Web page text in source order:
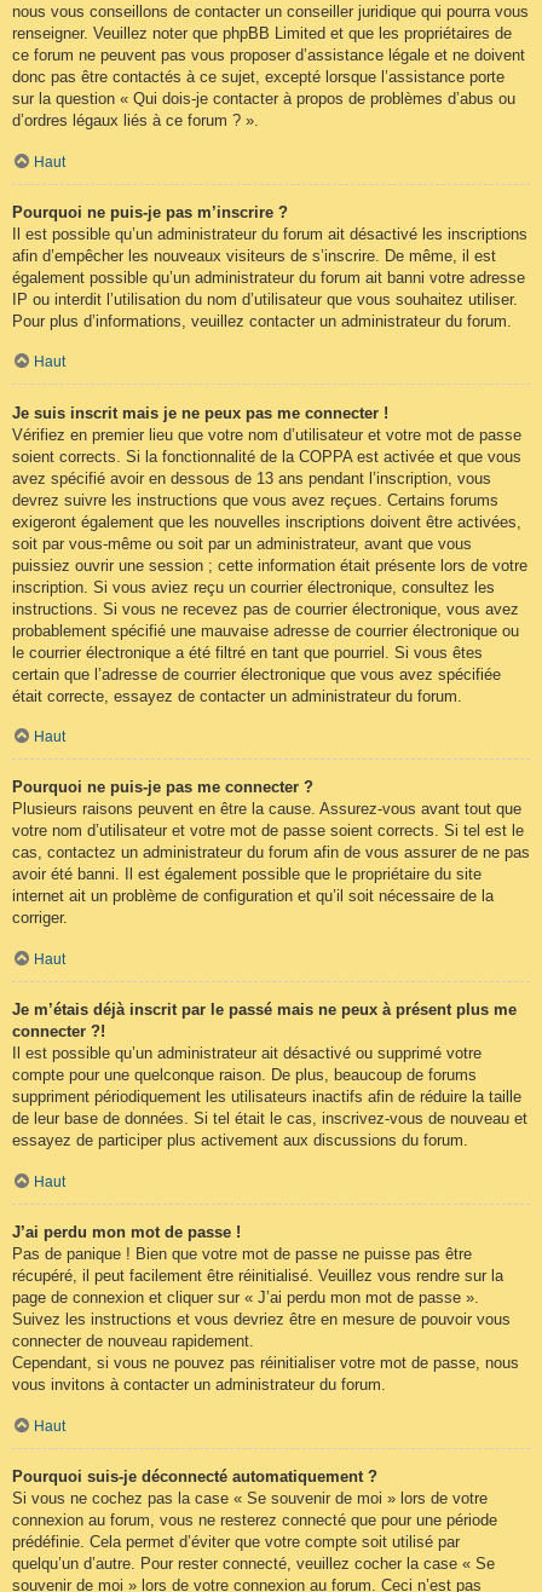
nous vous conseillons de contacter un conseiller juridique qui pourra vous
renseigner. Veuillez noter que phpBB Limited et que les propriétaires de
ce forum ne peuvent pas vous proposer d’assistance légale et ne doivent
donc pas être contactés à ce sujet, excepté lorsque l’assistance porte
sur la question « Qui dois-je contacter à propos de problèmes d’abus ou
d’ordres légaux liés à ce forum ? ».
Haut
Pourquoi ne puis-je pas m’inscrire ?
Il est possible qu’un administrateur du forum ait désactivé les inscriptions
afin d’empêcher les nouveaux visiteurs de s’inscrire. De même, il est
également possible qu’un administrateur du forum ait banni votre adresse
IP ou interdit l’utilisation du nom d’utilisateur que vous souhaitez utiliser.
Pour plus d’informations, veuillez contacter un administrateur du forum.
Haut
Je suis inscrit mais je ne peux pas me connecter !
Vérifiez en premier lieu que votre nom d’utilisateur et votre mot de passe
soient corrects. Si la fonctionnalité de la COPPA est activée et que vous
avez spécifié avoir en dessous de 13 ans pendant l’inscription, vous
devrez suivre les instructions que vous avez reçues. Certains forums
exigeront également que les nouvelles inscriptions doivent être activées,
soit par vous-même ou soit par un administrateur, avant que vous
puissiez ouvrir une session ; cette information était présente lors de votre
inscription. Si vous aviez reçu un courrier électronique, consultez les
instructions. Si vous ne recevez pas de courrier électronique, vous avez
probablement spécifié une mauvaise adresse de courrier électronique ou
le courrier électronique a été filtré en tant que pourriel. Si vous êtes
certain que l’adresse de courrier électronique que vous avez spécifiée
était correcte, essayez de contacter un administrateur du forum.
Haut
Pourquoi ne puis-je pas me connecter ?
Plusieurs raisons peuvent en être la cause. Assurez-vous avant tout que
votre nom d’utilisateur et votre mot de passe soient corrects. Si tel est le
cas, contactez un administrateur du forum afin de vous assurer de ne pas
avoir été banni. Il est également possible que le propriétaire du site
internet ait un problème de configuration et qu’il soit nécessaire de la
corriger.
Haut
Je m’étais déjà inscrit par le passé mais ne peux à présent plus me
connecter ?!
Il est possible qu’un administrateur ait désactivé ou supprimé votre
compte pour une quelconque raison. De plus, beaucoup de forums
suppriment périodiquement les utilisateurs inactifs afin de réduire la taille
de leur base de données. Si tel était le cas, inscrivez-vous de nouveau et
essayez de participer plus activement aux discussions du forum.
Haut
J’ai perdu mon mot de passe !
Pas de panique ! Bien que votre mot de passe ne puisse pas être
récupéré, il peut facilement être réinitialisé. Veuillez vous rendre sur la
page de connexion et cliquer sur « J’ai perdu mon mot de passe ».
Suivez les instructions et vous devriez être en mesure de pouvoir vous
connecter de nouveau rapidement.
Cependant, si vous ne pouvez pas réinitialiser votre mot de passe, nous
vous invitons à contacter un administrateur du forum.
Haut
Pourquoi suis-je déconnecté automatiquement ?
Si vous ne cochez pas la case « Se souvenir de moi » lors de votre
connexion au forum, vous ne resterez connecté que pour une période
prédéfinie. Cela permet d’éviter que votre compte soit utilisé par
quelqu’un d’autre. Pour rester connecté, veuillez cocher la case « Se
souvenir de moi » lors de votre connexion au forum. Ceci n’est pas